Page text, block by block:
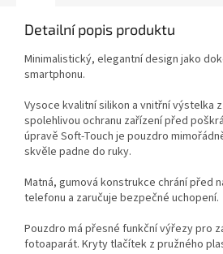
Detailní popis produktu
Minimalistický, elegantní design jako
smartphonu.
Vysoce kvalitní silikon a vnitřní výstelka
spolehlivou ochranu zařízení před
úpravě Soft-Touch je pouzdro
skvěle padne do ruky.
Matná, gumová konstrukce chrání před
telefonu a zaručuje bezpečné uchopení.
Pouzdro má přesné funkční výřezy pro
fotoaparát. Kryty tlačítek z pružného